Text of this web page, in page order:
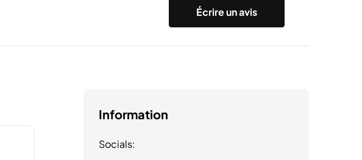
Écrire un avis
Information
Socials: